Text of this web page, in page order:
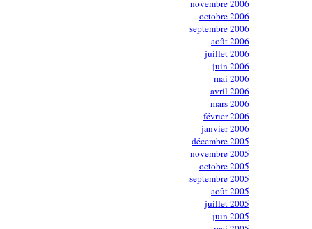
novembre 2006
octobre 2006
septembre 2006
août 2006
juillet 2006
juin 2006
mai 2006
avril 2006
mars 2006
février 2006
janvier 2006
décembre 2005
novembre 2005
octobre 2005
septembre 2005
août 2005
juillet 2005
juin 2005